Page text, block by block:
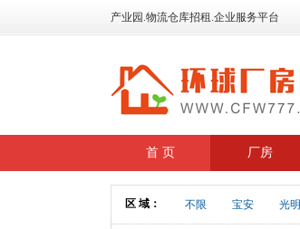
产业园.物流仓库招租.企业服务平台
首 页 厂房
区 域： 不限 宝安 光明